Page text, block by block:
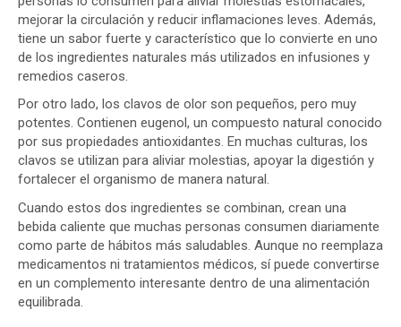
mejorar la circulación y reducir inflamaciones leves. Además,
tiene un sabor fuerte y característico que lo convierte en uno
de los ingredientes naturales más utilizados en infusiones y
remedios caseros.
Por otro lado, los clavos de olor son pequeños, pero muy
potentes. Contienen eugenol, un compuesto natural conocido
por sus propiedades antioxidantes. En muchas culturas, los
clavos se utilizan para aliviar molestias, apoyar la digestión y
fortalecer el organismo de manera natural.
Cuando estos dos ingredientes se combinan, crean una
bebida caliente que muchas personas consumen diariamente
como parte de hábitos más saludables. Aunque no reemplaza
medicamentos ni tratamientos médicos, sí puede convertirse
en un complemento interesante dentro de una alimentación
equilibrada.